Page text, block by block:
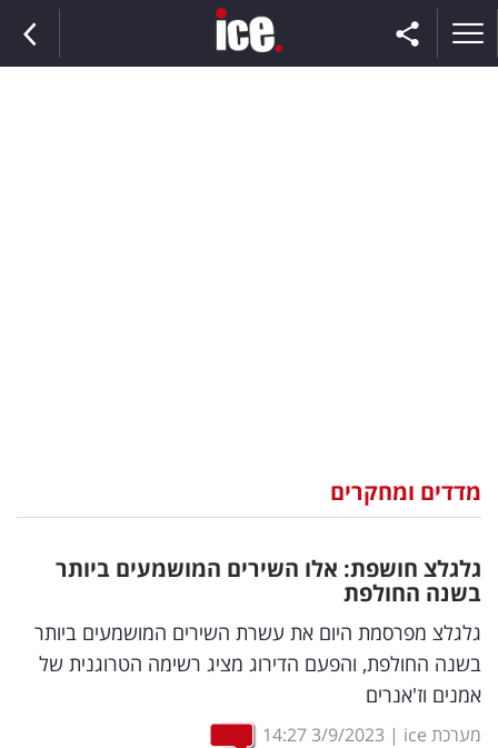
וצרכנות
דיגיטל
וטק
שיווק
ופרסום
מדדים ומחקרים
גלגלצ חושפת: אלו השירים המושמעים ביותר
בשנה החולפת
גלגלצ מפרסמת היום את עשרת השירים המושמעים ביותר
בשנה החולפת, והפעם הדירוג מציג רשימה הטרוגנית של
אמנים וז'אנרים
מערכת ice |
3/9/2023
14:27